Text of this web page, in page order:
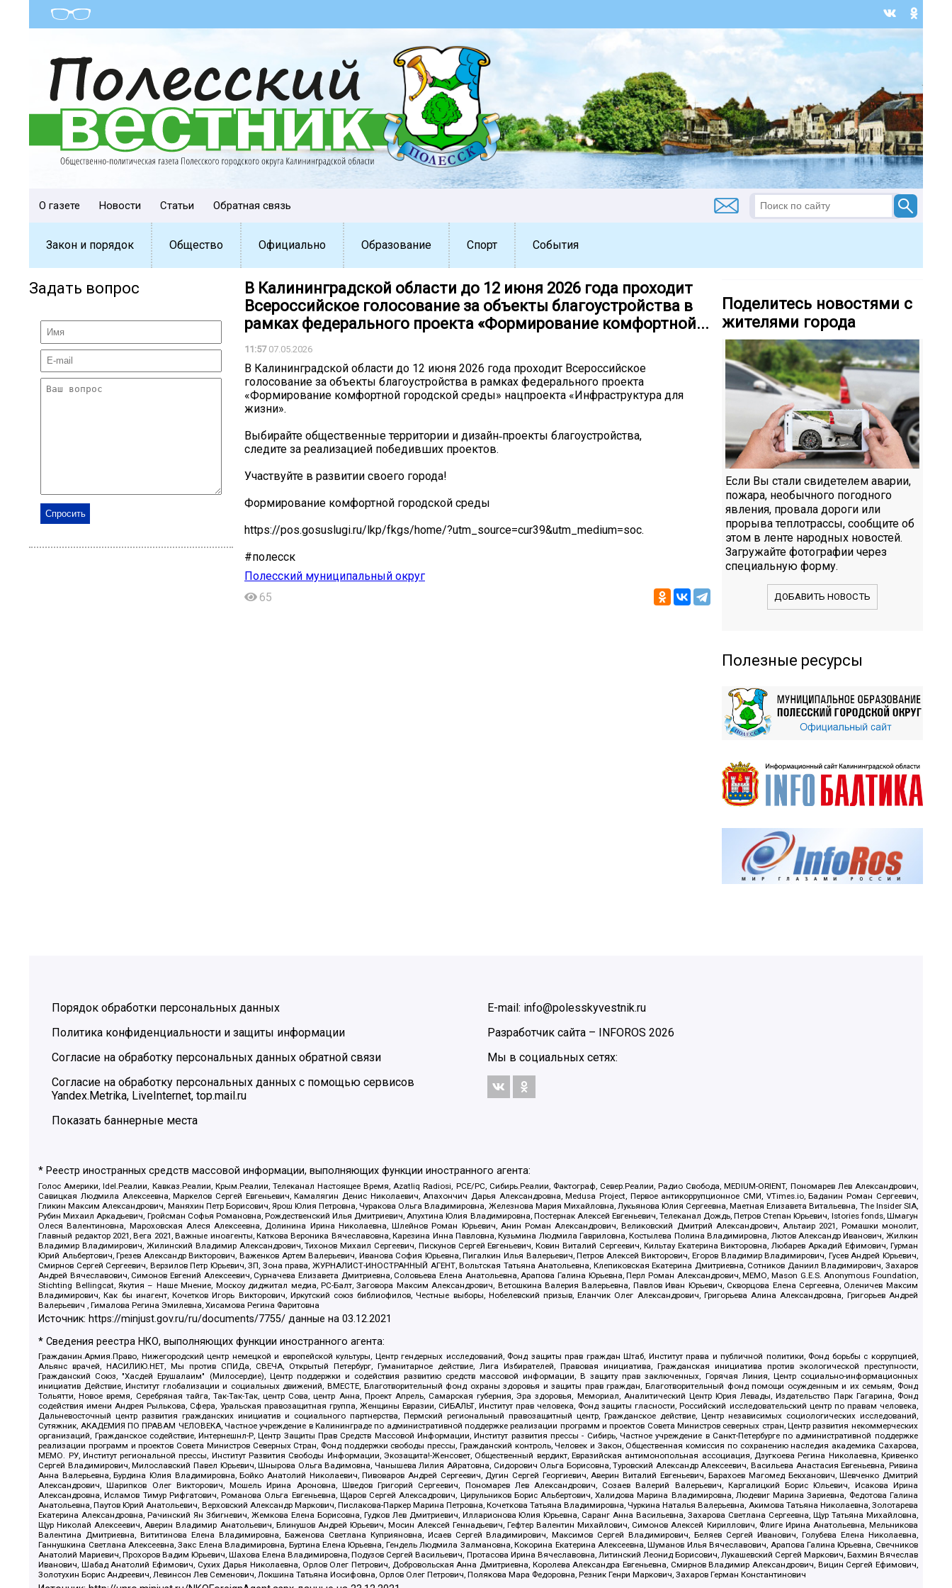
О газете Новости Статьи Обратная связь
Закон и порядок Общество Официально Образование Спорт События
Задать вопрос
В Калининградской области до 12 июня 2026 года проходит
Всероссийское голосование за объекты благоустройства в
рамках федерального проекта «Формирование комфортной...
11:5707.05.2026
В Калининградской области до 12 июня 2026 года проходит Всероссийское
голосование за объекты благоустройства в рамках федерального проекта
«Формирование комфортной городской среды» нацпроекта «Инфраструктура для
жизни».
Выбирайте общественные территории и дизайн‑проекты благоустройства,
следите за реализацией победивших проектов.
Участвуйте в развитии своего города!
️Формирование комфортной городской среды
https://pos.gosuslugi.ru/lkp/fkgs/home/?utm_source=cur39&utm_medium=soc.
#полесск
Полесский муниципальный округ
65
Поделитесь новостями с
жителями города
Если Вы стали свидетелем аварии,
пожара, необычного погодного
явления, провала дороги или
прорыва теплотрассы, сообщите об
этом в ленте народных новостей.
Загружайте фотографии через
специальную форму.
ДОБАВИТЬ НОВОСТЬ
Полезные ресурсы
Порядок обработки персональных данных
Политика конфиденциальности и защиты информации
Согласие на обработку персональных данных обратной связи
Согласие на обработку персональных данных с помощью сервисов
Yandex.Metrika, LiveInternet, top.mail.ru
Показать баннерные места
E-mail: info@polesskyvestnik.ru
Разработчик сайта – INFOROS 2026
Мы в социальных сетях:
* Реестр иностранных средств массовой информации, выполняющих функции иностранного агента:
Голос Америки, Idel.Реалии, Кавказ.Реалии, Крым.Реалии, Телеканал Настоящее Время, Azatliq Radiosi, PCE/PC, Сибирь.Реалии, Фактограф, Север.Реалии, Радио Свобода, MEDIUM-ORIENT, Пономарев Лев Александрович,
Савицкая Людмила Алексеевна, Маркелов Сергей Евгеньевич, Камалягин Денис Николаевич, Апахончич Дарья Александровна, Medusa Project, Первое антикоррупционное СМИ, VTimes.io, Баданин Роман Сергеевич,
Гликин Максим Александрович, Маняхин Петр Борисович, Ярош Юлия Петровна, Чуракова Ольга Владимировна, Железнова Мария Михайловна, Лукьянова Юлия Сергеевна, Маетная Елизавета Витальевна, The Insider SIA,
Рубин Михаил Аркадьевич, Гройсман Софья Романовна, Рождественский Илья Дмитриевич, Апухтина Юлия Владимировна, Постернак Алексей Евгеньевич, Телеканал Дождь, Петров Степан Юрьевич, Istories fonds, Шмагун
Олеся Валентиновна, Мароховская Алеся Алексеевна, Долинина Ирина Николаевна, Шлейнов Роман Юрьевич, Анин Роман Александрович, Великовский Дмитрий Александрович, Альтаир 2021, Ромашки монолит,
Главный редактор 2021, Вега 2021, Важные иноагенты, Каткова Вероника Вячеславовна, Карезина Инна Павловна, Кузьмина Людмила Гавриловна, Костылева Полина Владимировна, Лютов Александр Иванович, Жилкин
Владимир Владимирович, Жилинский Владимир Александрович, Тихонов Михаил Сергеевич, Пискунов Сергей Евгеньевич, Ковин Виталий Сергеевич, Кильтау Екатерина Викторовна, Любарев Аркадий Ефимович, Гурман
Юрий Альбертович, Грезев Александр Викторович, Важенков Артем Валерьевич, Иванова София Юрьевна, Пигалкин Илья Валерьевич, Петров Алексей Викторович, Егоров Владимир Владимирович, Гусев Андрей Юрьевич,
Смирнов Сергей Сергеевич, Верзилов Петр Юрьевич, ЗП, Зона права, ЖУРНАЛИСТ-ИНОСТРАННЫЙ АГЕНТ, Вольтская Татьяна Анатольевна, Клепиковская Екатерина Дмитриевна, Сотников Даниил Владимирович, Захаров
Андрей Вячеславович, Симонов Евгений Алексеевич, Сурначева Елизавета Дмитриевна, Соловьева Елена Анатольевна, Арапова Галина Юрьевна, Перл Роман Александрович, МЕМО, Mason G.E.S. Anonymous Foundation,
Stichting Bellingcat, Якутия – Наше Мнение, Москоу диджитал медиа, РС-Балт, Заговора Максим Александрович, Ветошкина Валерия Валерьевна, Павлов Иван Юрьевич, Скворцова Елена Сергеевна, Оленичев Максим
Владимирович, Как бы инагент, Кочетков Игорь Викторович, Иркутский союз библиофилов, Честные выборы, Нобелевский призыв, Еланчик Олег Александрович, Григорьева Алина Александровна, Григорьев Андрей
Валерьевич , Гималова Регина Эмилевна, Хисамова Регина Фаритовна
Источник: https://minjust.gov.ru/ru/documents/7755/ данные на03.12.2021
* Сведения реестра НКО, выполняющих функции иностранного агента:
Гражданин.Армия.Право, Нижегородский центр немецкой и европейской культуры, Центр гендерных исследований, Фонд защиты прав граждан Штаб, Институт права и публичной политики, Фонд борьбы с коррупцией,
Альянс врачей, НАСИЛИЮ.НЕТ, Мы против СПИДа, СВЕЧА, Открытый Петербург, Гуманитарное действие, Лига Избирателей, Правовая инициатива, Гражданская инициатива против экологической преступности,
Гражданский Союз, "Хасдей Ерушалаим" (Милосердие), Центр поддержки и содействия развитию средств массовой информации, В защиту прав заключенных, Горячая Линия, Центр социально-информационных
инициатив Действие, Институт глобализации и социальных движений, ВМЕСТЕ, Благотворительный фонд охраны здоровья и защиты прав граждан, Благотворительный фонд помощи осужденным и их семьям, Фонд
Тольятти, Новое время, Серебряная тайга, Так-Так-Так, центр Сова, центр Анна, Проект Апрель, Самарская губерния, Эра здоровья, Мемориал, Аналитический Центр Юрия Левады, Издательство Парк Гагарина, Фонд
содействия имени Андрея Рылькова, Сфера, Уральская правозащитная группа, Женщины Евразии, СИБАЛЬТ, Институт прав человека, Фонд защиты гласности, Российский исследовательский центр по правам человека,
Дальневосточный центр развития гражданских инициатив и социального партнерства, Пермский региональный правозащитный центр, Гражданское действие, Центр независимых социологических исследований,
Сутяжник, АКАДЕМИЯ ПО ПРАВАМ ЧЕЛОВЕКА, Частное учреждение в Калининграде по административной поддержке реализации программ и проектов Совета Министров северных стран, Центр развития некоммерческих
организаций, Гражданское содействие, Интернешнл-Р, Центр Защиты Прав Средств Массовой Информации, Институт развития прессы - Сибирь, Частное учреждение в Санкт-Петербурге по административной поддержке
реализации программ и проектов Совета Министров Северных Стран, Фонд поддержки свободы прессы, Гражданский контроль, Человек и Закон, Общественная комиссия по сохранению наследия академика Сахарова,
МЕМО. РУ, Институт региональной прессы, Институт Развития Свободы Информации, Экозащита!-Женсовет, Общественный вердикт, Евразийская антимонопольная ассоциация, Дзугкоева Регина Николаевна, Кривенко
Сергей Владимирович, Милославский Павел Юрьевич, Шнырова Ольга Вадимовна, Чанышева Лилия Айратовна, Сидорович Ольга Борисовна, Туровский Александр Алексеевич, Васильева Анастасия Евгеньевна, Ривина
Анна Валерьевна, Бурдина Юлия Владимировна, Бойко Анатолий Николаевич, Пивоваров Андрей Сергеевич, Дугин Сергей Георгиевич, Аверин Виталий Евгеньевич, Барахоев Магомед Бекханович, Шевченко Дмитрий
Александрович, Шарипков Олег Викторович, Мошель Ирина Ароновна, Шведов Григорий Сергеевич, Пономарев Лев Александрович, Созаев Валерий Валерьевич, Каргалицкий Борис Юльевич, Исакова Ирина
Александровна, Исламов Тимур Рифгатович, Романова Ольга Евгеньевна, Щаров Сергей Алексадрович, Цирульников Борис Альбертович, Халидова Марина Владимировна, Людевиг Марина Зариевна, Федотова Галина
Анатольевна, Паутов Юрий Анатольевич, Верховский Александр Маркович, Пислакова-Паркер Марина Петровна, Кочеткова Татьяна Владимировна, Чуркина Наталья Валерьевна, Акимова Татьяна Николаевна, Золотарева
Екатерина Александровна, Рачинский Ян Збигневич, Жемкова Елена Борисовна, Гудков Лев Дмитриевич, Илларионова Юлия Юрьевна, Саранг Анна Васильевна, Захарова Светлана Сергеевна, Щур Татьяна Михайловна,
Щур Николай Алексеевич, Аверин Владимир Анатольевич, Блинушов Андрей Юрьевич, Мосин Алексей Геннадьевич, Гефтер Валентин Михайлович, Симонов Алексей Кириллович, Флиге Ирина Анатольевна, Мельникова
Валентина Дмитриевна, Вититинова Елена Владимировна, Баженова Светлана Куприяновна, Исаев Сергей Владимирович, Максимов Сергей Владимирович, Беляев Сергей Иванович, Голубева Елена Николаевна,
Ганнушкина Светлана Алексеевна, Закс Елена Владимировна, Буртина Елена Юрьевна, Гендель Людмила Залмановна, Кокорина Екатерина Алексеевна, Шуманов Илья Вячеславович, Арапова Галина Юрьевна, Свечников
Анатолий Мариевич, Прохоров Вадим Юрьевич, Шахова Елена Владимировна, Подузов Сергей Васильевич, Протасова Ирина Вячеславовна, Литинский Леонид Борисович, Лукашевский Сергей Маркович, Бахмин Вячеслав
Иванович, Шабад Анатолий Ефимович, Сухих Дарья Николаевна, Орлов Олег Петрович, Добровольская Анна Дмитриевна, Королева Александра Евгеньевна, Смирнов Владимир Александрович, Вицин Сергей Ефимович,
Золотухин Борис Андреевич, Левинсон Лев Семенович, Локшина Татьяна Иосифовна, Орлов Олег Петрович, Полякова Мара Федоровна, Резник Генри Маркович, Захаров Герман Константинович